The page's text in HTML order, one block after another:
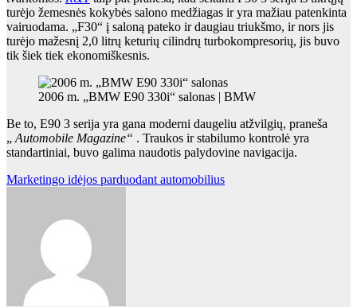
turėjo žemesnės kokybės salono medžiagas ir yra mažiau patenkinta
vairuodama. „F30“ į saloną pateko ir daugiau triukšmo, ir nors jis
turėjo mažesnį 2,0 litrų keturių cilindrų turbokompresorių, jis buvo
tik šiek tiek ekonomiškesnis.
2006 m. „BMW E90 330i“ salonas | BMW
Be to, E90 3 serija yra gana moderni daugeliu atžvilgių, praneša
„ Automobile Magazine“ . Traukos ir stabilumo kontrolė yra
standartiniai, buvo galima naudotis palydovine navigacija.
Navigacija
įrašų
Marketingo idėjos parduodant automobilius